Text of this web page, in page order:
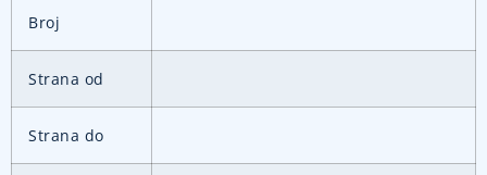
Broj
Strana od
Strana do